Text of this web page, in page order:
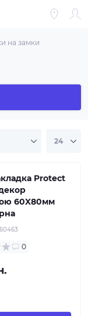
на замки
Protect
60X80мм
60463
0